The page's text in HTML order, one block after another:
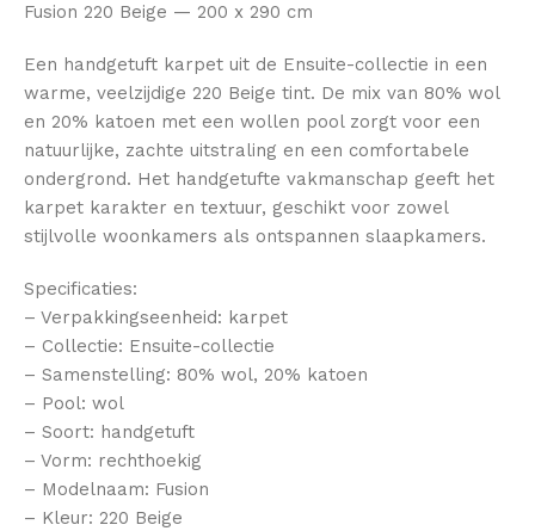
Fusion 220 Beige — 200 x 290 cm
Een handgetuft karpet uit de Ensuite-collectie in een
warme, veelzijdige 220 Beige tint. De mix van 80% wol
en 20% katoen met een wollen pool zorgt voor een
natuurlijke, zachte uitstraling en een comfortabele
ondergrond. Het handgetufte vakmanschap geeft het
karpet karakter en textuur, geschikt voor zowel
stijlvolle woonkamers als ontspannen slaapkamers.
Specificaties:
– Verpakkingseenheid: karpet
– Collectie: Ensuite-collectie
– Samenstelling: 80% wol, 20% katoen
– Pool: wol
– Soort: handgetuft
– Vorm: rechthoekig
– Modelnaam: Fusion
– Kleur: 220 Beige